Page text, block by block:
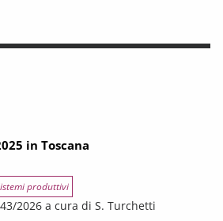
SETTORI CULTURALI. Ripresa selettiva e
in Toscana
produttivi
2026 a cura di S. Turchetti